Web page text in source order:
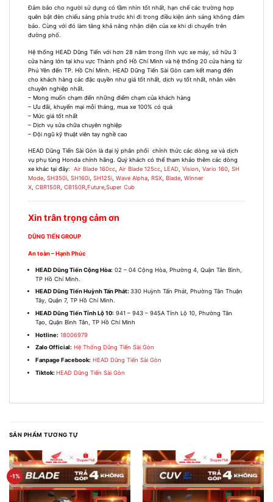
Đảm bảo cho người sử dụng có tầm nhìn tốt nhất, hạn chế các trường hợp
quên bật đèn chiếu sáng phía trước khi đi trong điều kiện ánh sáng không đảm
bảo. Cùng với đó làm tăng khả năng nhận diện của xe khi di chuyển trên
đường phố.
Hệ thống HEAD Dũng Tiến với hơn 28 năm trong lĩnh vực xe máy, sở hữu 3
cửa hàng lớn tại khu vực Thành phố Hồ Chí Minh và hệ thống 20 cửa hàng từ
Phú Yên đến TP. Hồ Chí Minh. HEAD Dũng Tiến Sài Gòn cam kết mang đến
cho khách hàng các đặc quyền như giá tốt nhất, dịch vụ tốt nhất, nhân viên
chuyên nghiệp nhất.
– Mong muốn chạm đến những điểm chạm của khách hàng
– Ưu đãi, khuyến mại mỗi tháng, mua xe 100% có quà
– Mức giá tốt nhất
– Dịch vụ sửa chữa chuyên nghiệp
– Đội ngũ kỹ thuật viên tay nghề cao
HEAD Dũng Tiến Sài Gòn là đại lý phân phối chính thức các dòng xe và dịch
vụ phụ tùng Honda chính hãng. Quý khách có thể tham khảo thêm các dòng
xe khác tại đây: Air Blade 160cc Air Blade 125cc LEAD Vision Vario 160 SH
Mode SH350i SH160i SH125i Wave Alpha RSX Blade Winner
X CBR150R CB150R Future Super Cub
Xin trân trọng cảm ơn
DŨNG TIẾN GROUP
An toàn – Hạnh Phúc
HEAD Dũng Tiến Cộng Hòa: 02 – 04 Cộng Hòa, Phường 4, Quận Tân Bình,
TP Hồ Chí Minh.
HEAD Dũng Tiến Huỳnh Tấn Phát:330 Huỳnh Tấn Phát, Phường Tân Thuận
Tây, Quận 7, TP Hồ Chí Minh.
HEAD Dũng Tiến Tỉnh Lộ 10: 941 – 943 – 945A Tỉnh Lộ 10, Phường Tân
Tạo, Quận Bình Tân, TP Hồ Chí Minh
Hotline: 18006979
Zalo Official: Hệ Thống Dũng Tiến Sài Gòn
Fanpage Facebook: HEAD Dũng Tiến Sài Gòn
Tiktok:HEAD Dũng Tiến Sài Gòn
SẢN PHẨM TƯƠNG TỰ
-1%